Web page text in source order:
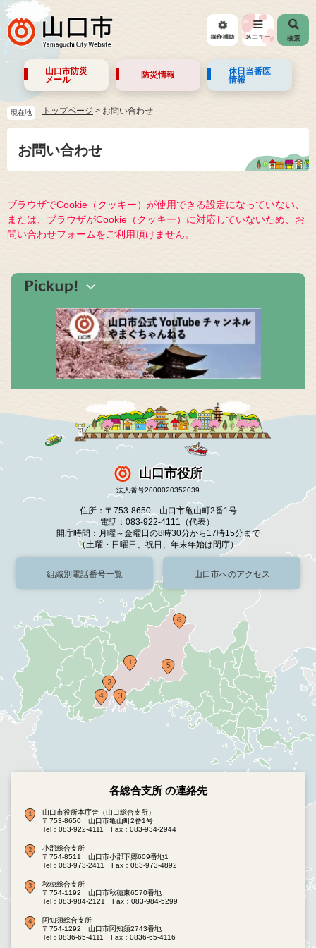
山口市防災
メール
防災情報
休日当番医
情報
現在地 トップページ > お問い合わせ
お問い合わせ
ブラウザでCookie（クッキー）が使用できる設定になっていない、
または、ブラウザがCookie（クッキー）に対応していないため、お
問い合わせフォームをご利用頂けません。
山口市役所
法人番号2000020352039
住所：〒753-8650 山口市亀山町2番1号
電話：083-922-4111（代表）
開庁時間：月曜～金曜日の8時30分から17時15分まで
（土曜・日曜日、祝日、年末年始は閉庁）
組織別電話番号一覧 山口市へのアクセス
各総合支所 の連絡先
山口市役所本庁舎（山口総合支所）
〒753-8650 山口市亀山町2番1号
Tel：083-922-4111
Fax：083-934-2944
小郡総合支所
〒754-8511 山口市小郡下郷609番地1
Tel：083-973-2411
Fax：083-973-4892
秋穂総合支所
〒754-1192 山口市秋穂東6570番地
Tel：083-984-2121
Fax：083-984-5299
阿知須総合支所
〒754-1292 山口市阿知須2743番地
Tel：0836-65-4111
Fax：0836-65-4116